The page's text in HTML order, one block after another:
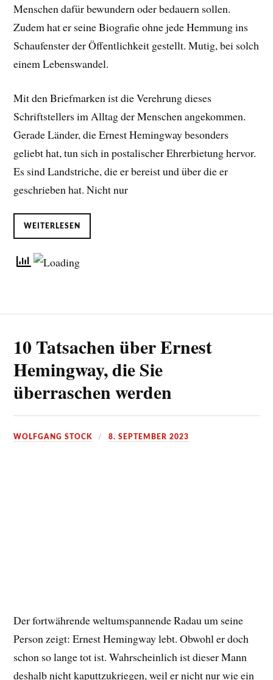
Menschen dafür bewundern oder bedauern sollen.
Zudem hat er seine Biografie ohne jede Hemmung ins
Schaufenster der Öffentlichkeit gestellt. Mutig, bei solch
einem Lebenswandel.
Mit den Briefmarken ist die Verehrung dieses
Schriftstellers im Alltag der Menschen angekommen.
Gerade Länder, die Ernest Hemingway besonders
geliebt hat, tun sich in postalischer Ehrerbietung hervor.
Es sind Landstriche, die er bereist und über die er
geschrieben hat. Nicht nur
WEITERLESEN
10 Tatsachen über Ernest
Hemingway, die Sie
überraschen werden
WOLFGANG STOCK 8. SEPTEMBER 2023
Der fortwährende weltumspannende Radau um seine
Person zeigt: Ernest Hemingway lebt. Obwohl er doch
schon so lange tot ist. Wahrscheinlich ist dieser Mann
deshalb nicht kaputtzukriegen, weil er nicht nur wie ein